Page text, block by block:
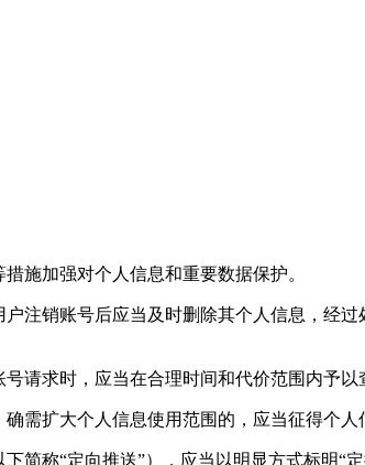
施加强对个人信息和重要数据保护。
注销账号后应当及时删除其个人信息，经
请求时，应当在合理时间和代价范围内予以
需扩大个人信息使用范围的，应当征得个人
简称“定向推送”），应当以明显方式标明“